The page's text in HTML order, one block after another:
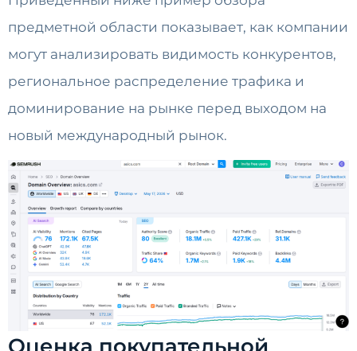
предметной области показывает, как компании
могут анализировать видимость конкурентов,
региональное распределение трафика и
доминирование на рынке перед выходом на
новый международный рынок.
Оценка покупательной